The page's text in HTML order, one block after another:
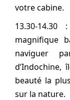
votre cabine.
13.30-
magnifique
naviguer
d’Indochine,
beauté la
sur la nature.